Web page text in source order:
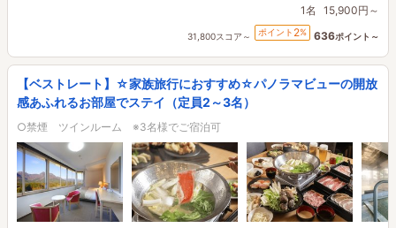
1名 15,900円～
31,800スコア～ ポイント 2% 636ポイント～
【ベストレート】☆家族旅行におすすめ☆パノラマビューの開放
感あふれるお部屋でステイ（定員2～3名）
○禁煙 ツインルーム ※3名様でご宿泊可